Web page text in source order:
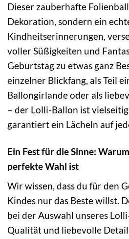
Dieser zauberhafte
Dekoration, sondern ein
Kindheitserinnerungen,
voller Süßigkeiten und
Geburtstag zu etwas ganz
einzelner Blickfang, als Teil
Ballongirlande oder als
– der Lolli-Ballon ist
garantiert ein Lächeln auf
Ein Fest für die Sinne:
perfekte Wahl ist
Wir wissen, dass du für den
Kindes nur das Beste willst.
bei der Auswahl unseres
Qualität und liebevolle